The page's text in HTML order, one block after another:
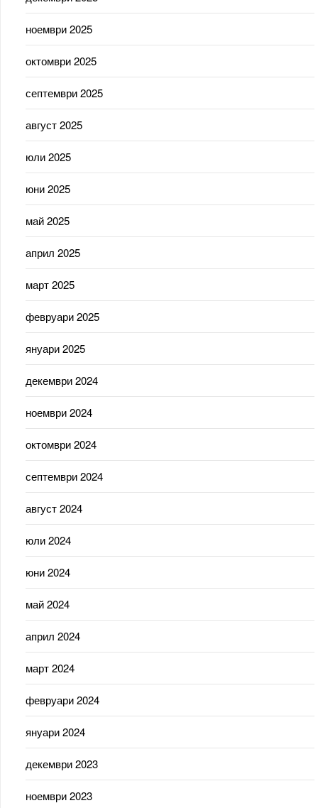
ноември 2025
октомври 2025
септември 2025
август 2025
юли 2025
юни 2025
май 2025
април 2025
март 2025
февруари 2025
януари 2025
декември 2024
ноември 2024
октомври 2024
септември 2024
август 2024
юли 2024
юни 2024
май 2024
април 2024
март 2024
февруари 2024
януари 2024
декември 2023
ноември 2023